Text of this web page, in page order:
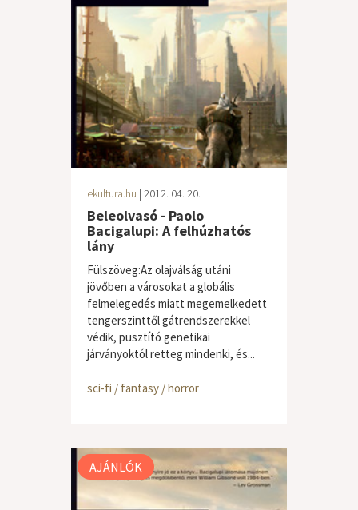
ekultura.hu | 2012. 04. 20.
Beleolvasó - Paolo
Bacigalupi: A felhúzhatós
lány
Fülszöveg:Az olajválság utáni
jövőben a városokat a globális
felmelegedés miatt megemelkedett
tengerszinttől gátrendszerekkel
védik, pusztító genetikai
járványoktól retteg mindenki, és...
sci-fi / fantasy / horror
AJÁNLÓK